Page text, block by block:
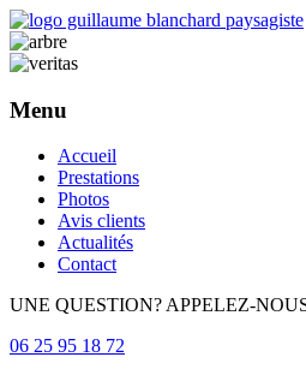
Menu
Aller
contenu
principal
Accueil
Prestations
Photos
Avis clients
Actualités
Contact
UNE QUESTION? APPELEZ-
06 25 95 18 72